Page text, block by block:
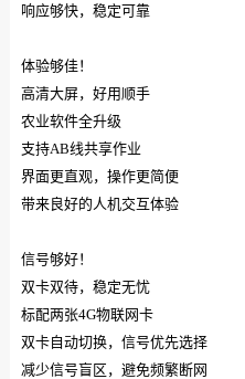
响应够快，稳定可靠
体验够佳！
高清大屏，好用顺手
农业软件全升级
支持AB线共享作业
界面更直观，操作更简便
带来良好的人机交互体验
信号够好！
双卡双待，稳定无忧
标配两张4G物联网卡
双卡自动切换，信号优先选择
减少信号盲区，避免频繁断网